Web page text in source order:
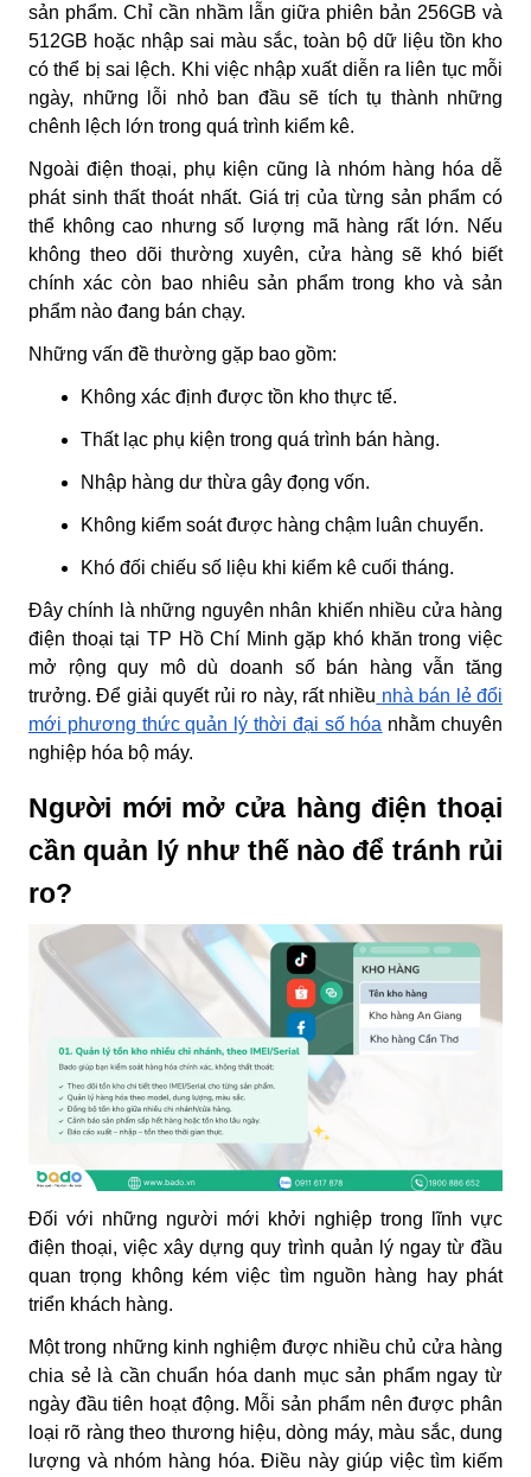
sản phẩm. Chỉ cần nhầm lẫn giữa phiên bản 256GB và
512GB hoặc nhập sai màu sắc, toàn bộ dữ liệu tồn kho
có thể bị sai lệch. Khi việc nhập xuất diễn ra liên tục mỗi
ngày, những lỗi nhỏ ban đầu sẽ tích tụ thành những
chênh lệch lớn trong quá trình kiểm kê.
Ngoài điện thoại, phụ kiện cũng là nhóm hàng hóa dễ
phát sinh thất thoát nhất. Giá trị của từng sản phẩm có
thể không cao nhưng số lượng mã hàng rất lớn. Nếu
không theo dõi thường xuyên, cửa hàng sẽ khó biết
chính xác còn bao nhiêu sản phẩm trong kho và sản
phẩm nào đang bán chạy.
Những vấn đề thường gặp bao gồm:
Không xác định được tồn kho thực tế.
Thất lạc phụ kiện trong quá trình bán hàng.
Nhập hàng dư thừa gây đọng vốn.
Không kiểm soát được hàng chậm luân chuyển.
Khó đối chiếu số liệu khi kiểm kê cuối tháng.
Đây chính là những nguyên nhân khiến nhiều cửa hàng
điện thoại tại TP Hồ Chí Minh gặp khó khăn trong việc
mở rộng quy mô dù doanh số bán hàng vẫn tăng
trưởng. Để giải quyết rủi ro này, rất nhiều nhà bán lẻ đổi
mới phương thức quản lý thời đại số hóa nhằm chuyên
nghiệp hóa bộ máy.
Người mới mở cửa hàng điện thoại
cần quản lý như thế nào để tránh rủi
ro?
Đối với những người mới khởi nghiệp trong lĩnh vực
điện thoại, việc xây dựng quy trình quản lý ngay từ đầu
quan trọng không kém việc tìm nguồn hàng hay phát
triển khách hàng.
Một trong những kinh nghiệm được nhiều chủ cửa hàng
chia sẻ là cần chuẩn hóa danh mục sản phẩm ngay từ
ngày đầu tiên hoạt động. Mỗi sản phẩm nên được phân
loại rõ ràng theo thương hiệu, dòng máy, màu sắc, dung
lượng và nhóm hàng hóa. Điều này giúp việc tìm kiếm